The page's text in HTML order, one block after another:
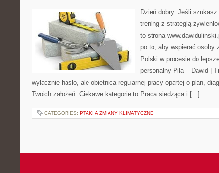
Dzień dobry! Jeśli
trening z strategią
to strona
po to, aby wspierać osoby
Polski w procesie do
personalny Piła – Dawid |
wyłącznie hasło, ale obietnica regularnej pracy opartej o plan,
Twoich założeń. Ciekawe kategorie to Praca siedząca i […]
CATEGORIES: PTAKI A ZMIANY KLIMATYCZNE